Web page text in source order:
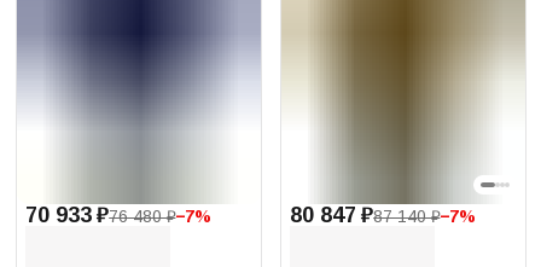
70 933 ₽76 480 ₽−7% 80 847 ₽87 140 ₽−7%